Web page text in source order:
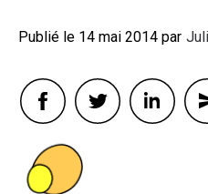
JEUX-
14 mai 2014 By